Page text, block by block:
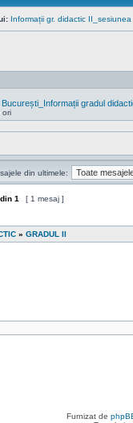
Informații gr. didactic
gradul
ori
din ultimele:
din 1 [ 1 mesaj ]
» GRADUL II
Furnizat de